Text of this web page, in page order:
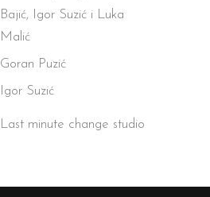
Bajić, Igor Suzić i Luka
Malić
Goran Puzić
Igor Suzić
Last minute change studio